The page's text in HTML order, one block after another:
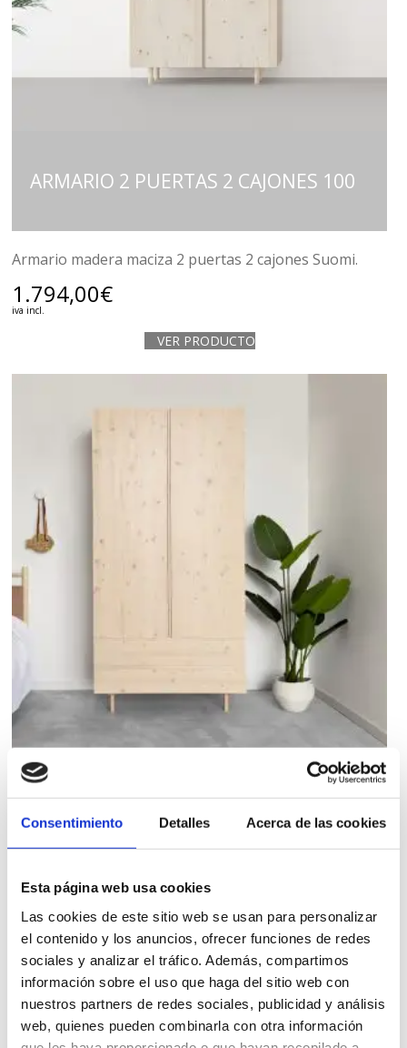
Consentimiento Detalles Acerca de las cookies
Esta página web usa cookies
Las cookies de este sitio web se usan para personalizar
el contenido y los anuncios, ofrecer funciones de redes
sociales y analizar el tráfico. Además, compartimos
información sobre el uso que haga del sitio web con
nuestros partners de redes sociales, publicidad y análisis
web, quienes pueden combinarla con otra información
ARMARIO 2 PUERTAS 2 CAJONES 100
Armario madera maciza 2 puertas 2 cajones Suomi.
1.794,00€
iva incl.
VER PRODUCTO
ARMARIO 2 PUERTAS Y 2 CAJONES
Armario de madera maciza de abeto escandinavo.
1.794,00€
VER PRODUCTO